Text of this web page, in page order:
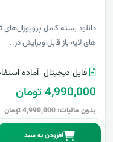
دانلود بسته کامل
های لایه باز قابل ویرایش در..
فایل دیجیتال آماده
4,990,000 تومان
بدون مالیات: 4,990,000 تومان
افزودن به سبد